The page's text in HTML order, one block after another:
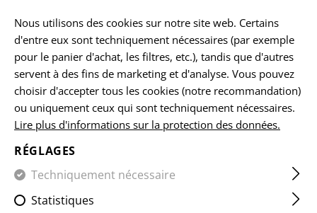
jour férié sur 15.08.2026.
ACCUEIL ARMES À FEU ET ACCESSOIRES FREINS DE
SG553 SOF COMPENSATOR
Nous utilisons des cookies sur notre site web. Certains
d'entre eux sont techniquement nécessaires (par exemple
pour le panier d'achat, les filtres, etc.), tandis que d'autres
servent à des fins de marketing et d'analyse. Vous pouvez
choisir d'accepter tous les cookies (notre recommandation)
ou uniquement ceux qui sont techniquement nécessaires.
Lire plus d'informations sur la protection des données.
RÉGLAGES
Techniquement nécessaire
Statistiques